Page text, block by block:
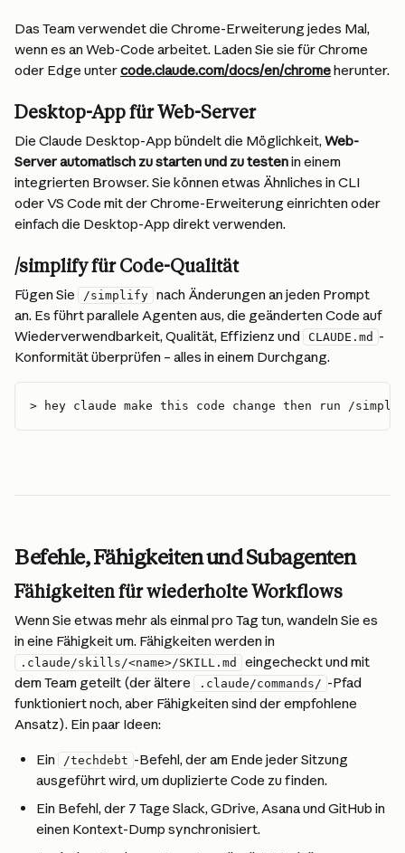
Das Team verwendet die Chrome-Erweiterung jedes Mal,
wenn es an Web-Code arbeitet. Laden Sie sie für Chrome
oder Edge unter code.claude.com/docs/en/chrome herunter.
Desktop-App für Web-Server
Die Claude Desktop-App bündelt die Möglichkeit, Web-
Server automatisch zu starten und zu testen in einem
integrierten Browser. Sie können etwas Ähnliches in CLI
oder VS Code mit der Chrome-Erweiterung einrichten oder
einfach die Desktop-App direkt verwenden.
/simplify für Code-Qualität
Fügen Sie /simplify nach Änderungen an jeden Prompt
an. Es führt parallele Agenten aus, die geänderten Code auf
Wiederverwendbarkeit, Qualität, Effizienz und
CLAUDE.md -
Konformität überprüfen – alles in einem Durchgang.
> hey claude make this code change then run /
Befehle, Fähigkeiten und Subagenten
Fähigkeiten für wiederholte Workflows
Wenn Sie etwas mehr als einmal pro Tag tun, wandeln Sie es
in eine Fähigkeit um. Fähigkeiten werden in
.claude/skills/<name>/SKILL.md
eingecheckt und mit
dem Team geteilt (der ältere
.claude/commands/ -Pfad
funktioniert noch, aber Fähigkeiten sind der empfohlene
Ansatz). Ein paar Ideen:
Ein /techdebt -Befehl, der am Ende jeder Sitzung
ausgeführt wird, um duplizierte Code zu finden.
Ein Befehl, der 7 Tage Slack, GDrive, Asana und GitHub in
einen Kontext-Dump synchronisiert.